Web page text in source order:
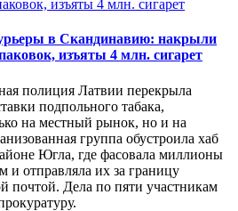
в Скандинавию: накрыли
изъяты 4 млн. сигарет
полиция Латвии перекрыла
подпольного табака,
на местный рынок, но и на
группа обустроила хаб
Югла, где фасовала миллионы
и отправляла их за границу
почтой. Дела по пяти участникам